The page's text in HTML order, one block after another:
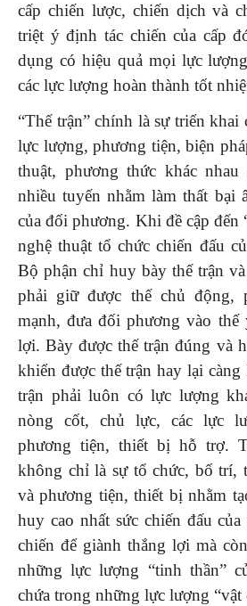
cấp chiến lược, chiến dịch và
triệt ý định tác chiến của cấp
dụng có hiệu quả mọi lực
các lực lượng hoàn thành tốt
“Thế trận” chính là sự triển khai
lực lượng, phương tiện, biện
thuật, phương thức khác
nhiều tuyến nhằm làm thất bại
của đối phương. Khi đề cập đến
nghệ thuật tổ chức chiến đấu
Bộ phận chỉ huy bày thế trận
phải giữ được thế chủ động,
mạnh, đưa đối phương vào thế
lợi. Bày được thế trận đúng và
khiển được thế trận hay lại
trận phải luôn có lực lượng
nòng cốt, chủ lực, các lực
phương tiện, thiết bị hỗ trợ.
không chỉ là sự tổ chức, bố trí,
và phương tiện, thiết bị nhằm
huy cao nhất sức chiến đấu
chiến để giành thắng lợi mà
những lực lượng “tinh thần”
chứa trong những lực lượng “vật